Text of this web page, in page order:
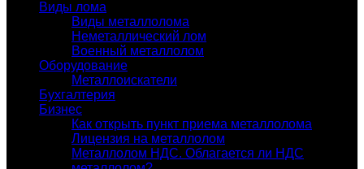
Виды лома
Виды металлолома
Неметаллический лом
Военный металлолом
Оборудование
Металлоискатели
Бухгалтерия
Бизнес
Как открыть пункт приема металлолома
Лицензия на металлолом
Металлолом НДС. Облагается ли НДС